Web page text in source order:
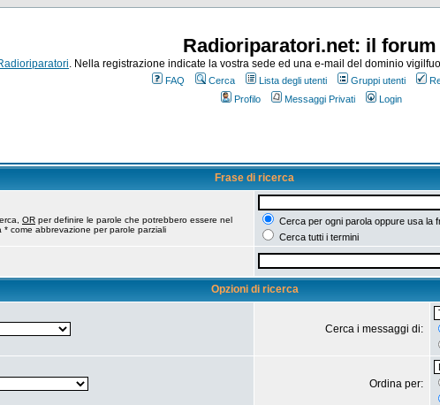
Radioriparatori.net: il forum
. Nella registrazione indicate la vostra sede ed una e-mail del dominio
FAQ Cerca Lista degli utenti Gruppi utenti
Profilo
Messaggi Privati Login
Frase di ricerca
OR per definire le parole che potrebbero essere nel
come abbrevazione per parole parziali
Cerca per ogni parola oppure usa la
Cerca tutti i termini
Opzioni di ricerca
Cerca i messaggi di:
Ordina per: